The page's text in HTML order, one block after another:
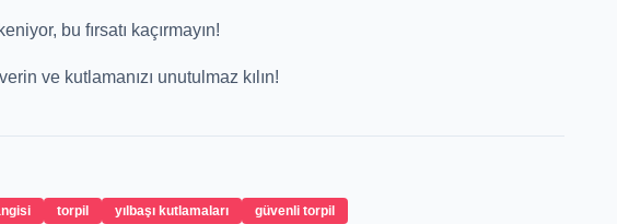
bu fırsatı kaçırmayın!
ve kutlamanızı unutulmaz kılın!
torpil yılbaşı kutlamaları güvenli torpil